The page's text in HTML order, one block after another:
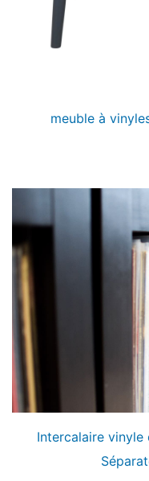
meuble à
Intercalaire vinyle